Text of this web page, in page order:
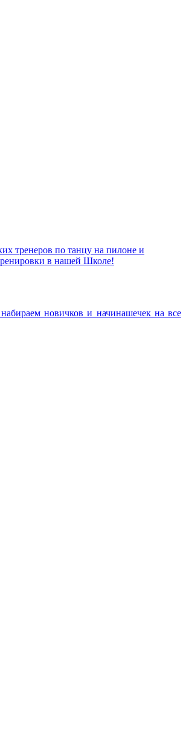
тренеров по танцу на пилоне и
в нашей Школе!
новичков и начинашечек на все